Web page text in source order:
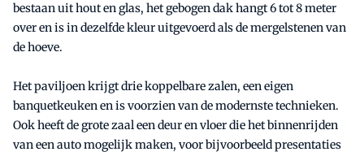
bestaan uit hout en glas, het gebogen dak hangt 6 tot 8 meter
over en is in dezelfde kleur uitgevoerd als de mergelstenen van
de hoeve.
Het paviljoen krijgt drie koppelbare zalen, een eigen
banquetkeuken en is voorzien van de modernste technieken.
Ook heeft de grote zaal een deur en vloer die het binnenrijden
van een auto mogelijk maken, voor bijvoorbeeld presentaties